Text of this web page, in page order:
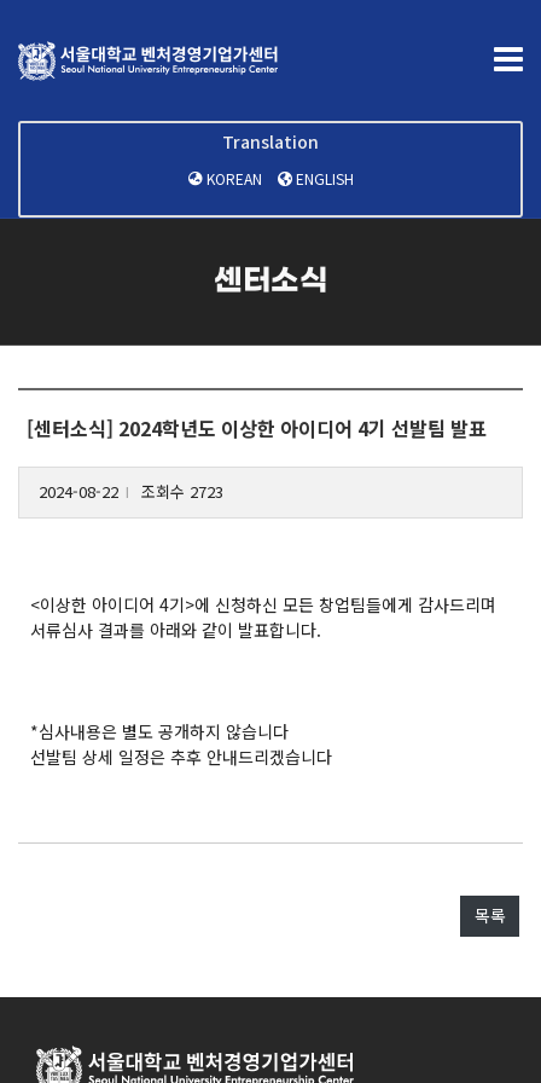
Translation
KOREAN ENGLISH
센터소식
[센터소식] 2024학년도 이상한 아이디어 4기 선발팀 발표
2024-08-22 조회수 2723
<이상한 아이디어 4기>에 신청하신 모든 창업팀들에게 감사드리며
서류심사 결과를 아래와 같이 발표합니다.
*심사내용은 별도 공개하지 않습니다
선발팀 상세 일정은 추후 안내드리겠습니다
목록